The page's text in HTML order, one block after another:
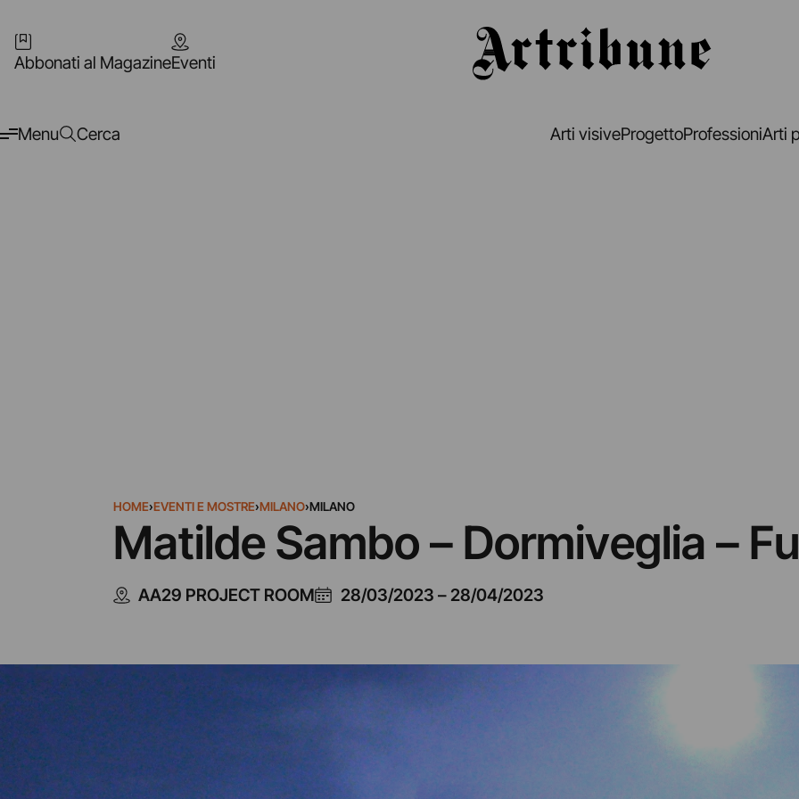
Abbonati al MagazineEventi
Menu Cerca Arti visiveProgettoProfessioniArti
HOME›EVENTI E MOSTRE›MILANO›MILANO
Matilde Sambo – Dormiveglia –
AA29 PROJECT ROOM 28/03/2023 – 28/04/2023